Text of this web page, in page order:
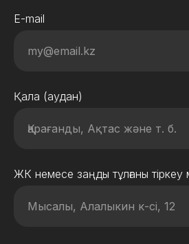
E-mail
Қала (аудан)
ЖК немесе заңды тұлғаны